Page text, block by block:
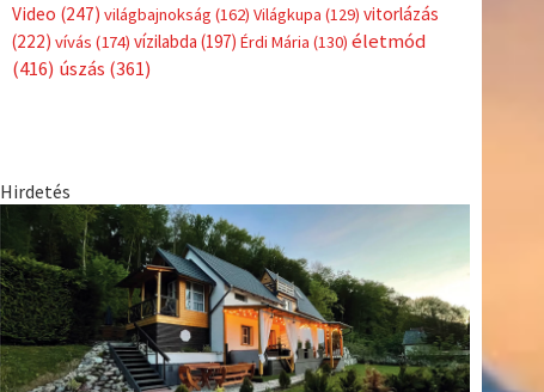
Video (247) világbajnokság (162) Világkupa (129) vitorlázás
(222) vívás (174) vízilabda (197) Érdi Mária (130) életmód
(416) úszás (361)
Hirdetés